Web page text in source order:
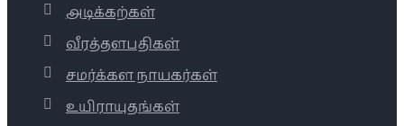
அடிக்கற்கள்
வீரத்தளபதிகள்
சமர்க்கள நாயகர்கள்
உயிராயுதங்கள்